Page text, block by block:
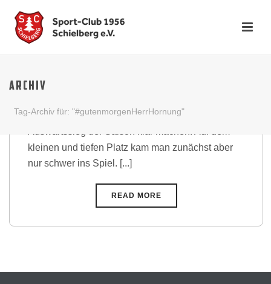
ARCHIV
Tag-Archiv für: "#gutenmorgenHerrHornung"
Mannschaft am letzten Sonntag den ersten
kleinen und tiefen Platz kam man zunächst aber
nur schwer ins Spiel. [...]
READ MORE